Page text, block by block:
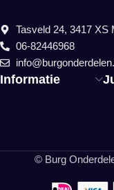
Informatie
Tasveld 24, 3417 XS
06-82446968
© Burg